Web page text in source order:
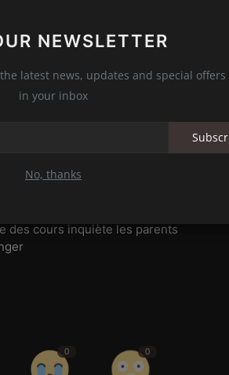
NEWSLETTER
latest news, updates and special
in your inbox
No, thanks
seront-ils en mesure
enfants de la ville ? En attendant,
élèves dans l’attente d’une
des cours inquiète les parents
0 0